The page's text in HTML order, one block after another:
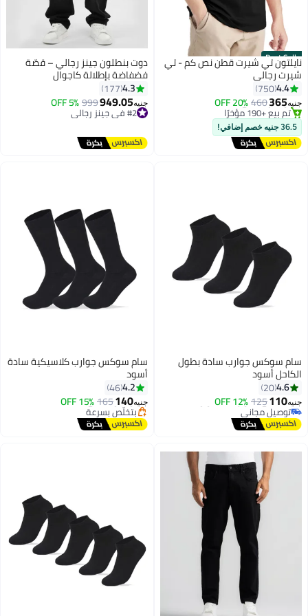
Best Seller
نايلتون تي شيرت قطن نص كم - تي
شيرت رجالي
4.4
750
جنيه365
460
20% OFF
#1 في تيشيرتات رجالية
توصيل مجاني
تم بيع +190 مؤخرًا
#1 في تيشيرتات رجالية
36.5 جنيه خصم إضافي!
6
دوت بنطلون جينز رجالي – قصّة
فضفاضة بإطلالة كاجوال
4.3
177
جنيه949.05
999
5% OFF #2 في جينز رجالي
أقل سعر في 30 يوم
توصيل مجاني
بتخلّص بسرعة
تم بيع +40 مؤخرًا
سام سوكس جوارب سادة بطول
الكاحل أسود
4.6
20
جنيه110
125
12% OFF
#14 في الجوارب الكاجوال
توصيل مجاني
#14 في الجوارب الكاجوال
سام سوكس جوارب كلاسيكية سادة
أسود
4.2
46
جنيه140
165
15% OFF
#10 في الجوارب الكاجوال
توصيل مجاني
بتخلّص بسرعة